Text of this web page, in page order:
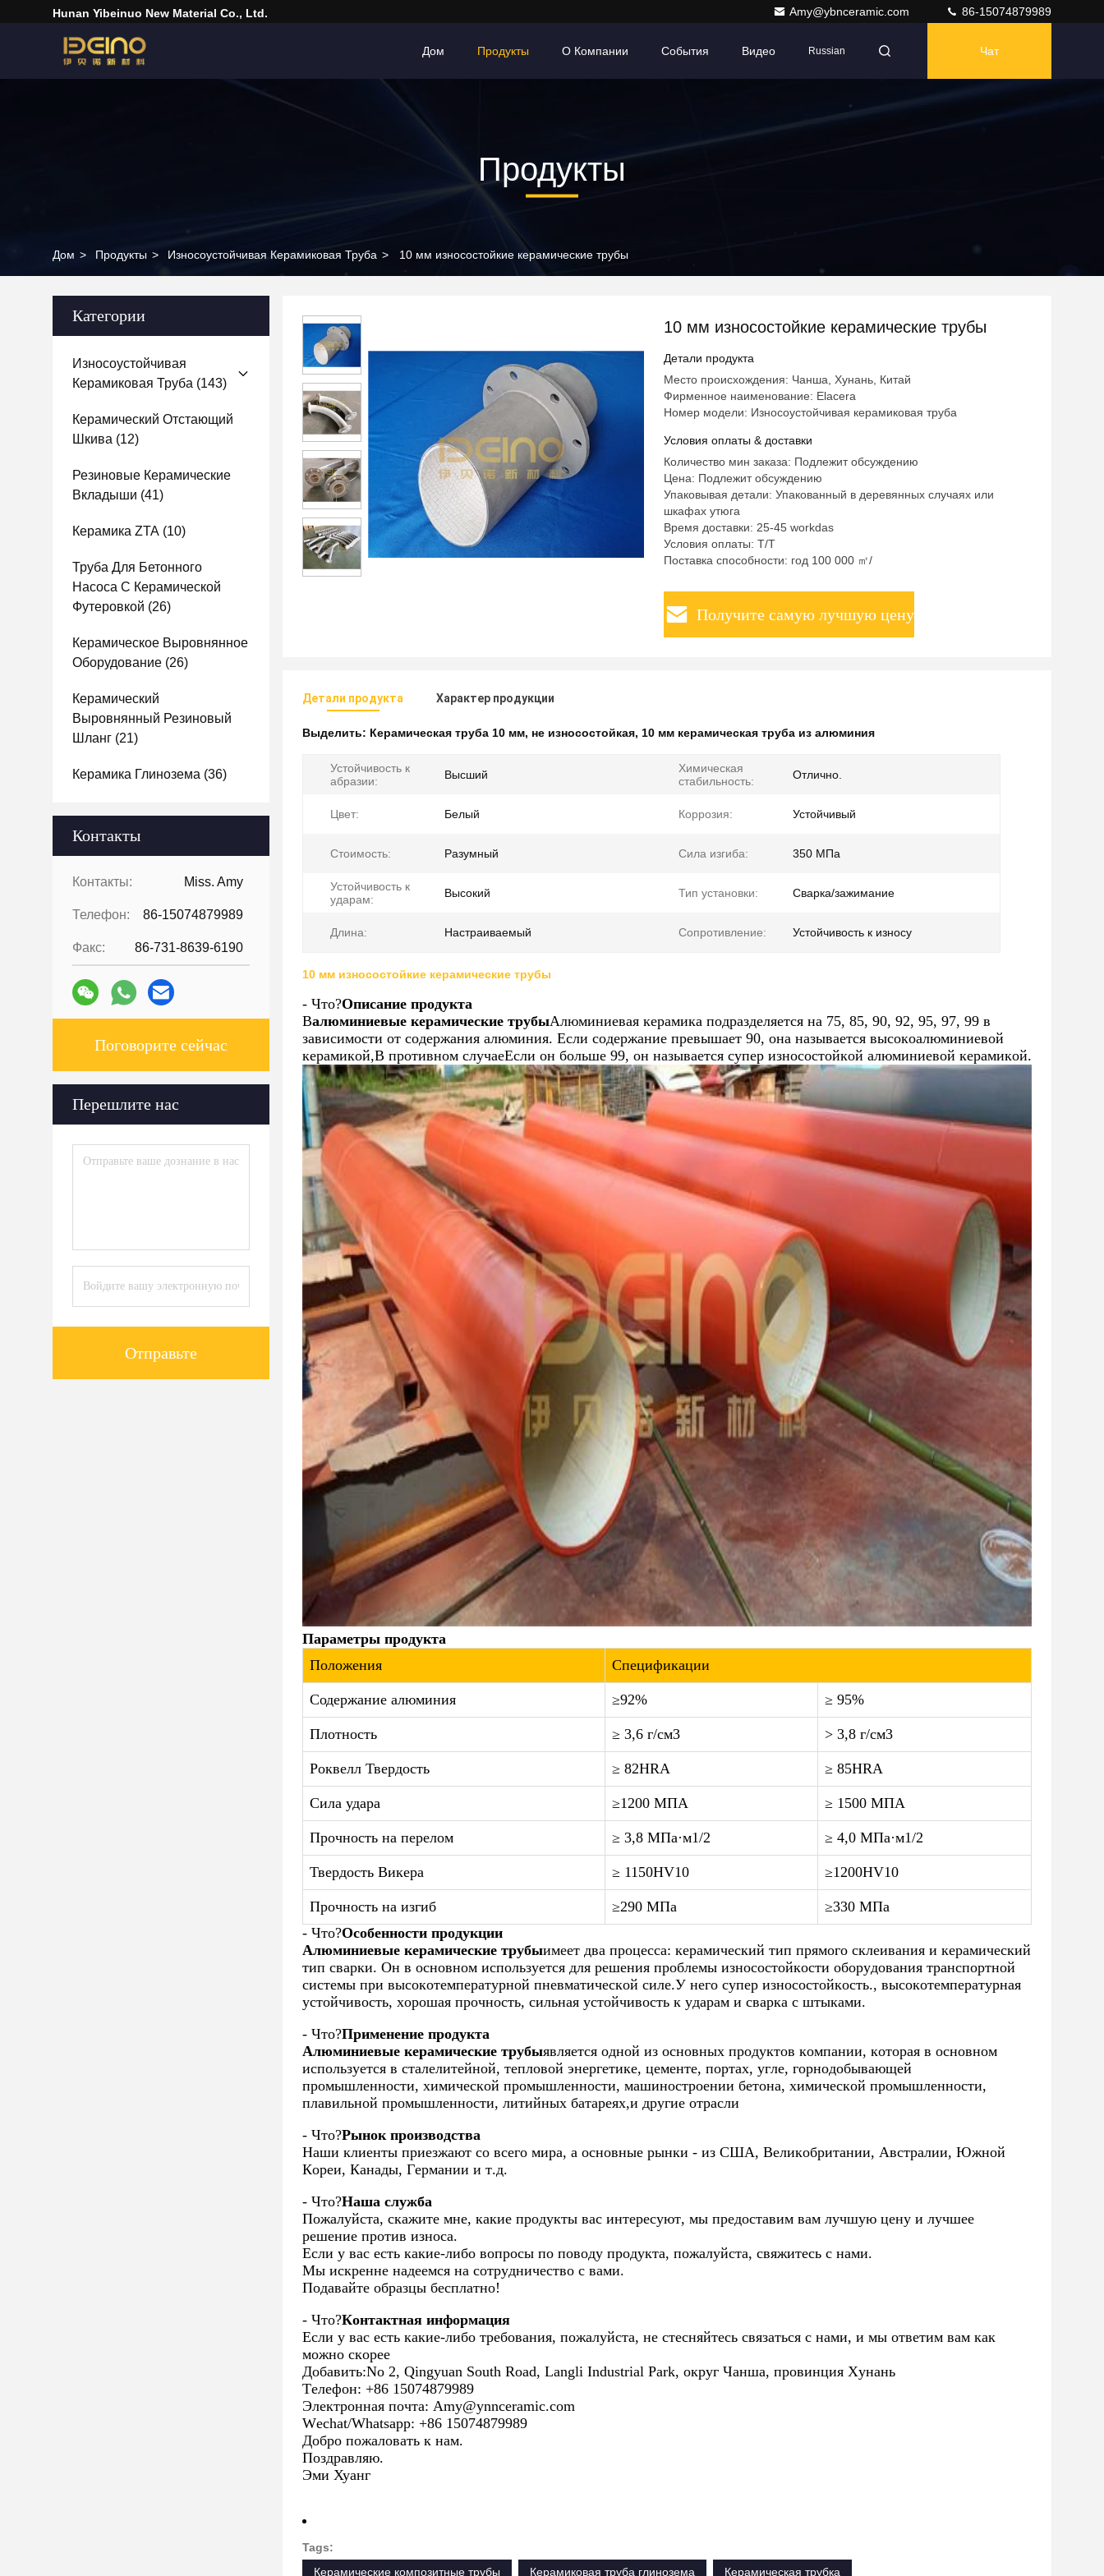
Hunan Yibeinuo New Material Co., Ltd. Amy@ybnceramic.com 86-15074879989
Дом Продукты О Компании События Видео Russian Чат
Продукты
Дом > Продукты > Износоустойчивая Керамиковая Труба > 10 мм износостойкие керамические трубы
Категории
Износоустойчивая
Керамиковая Труба (143)
Керамический Отстающий
Шкива (12)
Резиновые Керамические
Вкладыши (41)
Керамика ZTA (10)
Труба Для Бетонного
Насоса С Керамической
Футеровкой (26)
Керамическое Выровнянное
Оборудование (26)
Керамический
Выровнянный Резиновый
Шланг (21)
Керамика Глинозема (36)
Контакты
Контакты: Miss. Amy
Телефон: 86-15074879989
Факс: 86-731-8639-6190
Поговорите сейчас
Перешлите нас
Отправьте
10 мм износостойкие керамические трубы
Детали продукта
Место происхождения: Чанша, Хунань, Китай
Фирменное наименование: Elacera
Номер модели: Износоустойчивая керамиковая труба
Условия оплаты & доставки
Количество мин заказа: Подлежит обсуждению
Цена: Подлежит обсуждению
Упаковывая детали: Упакованный в деревянных случаях или
шкафах утюга
Время доставки: 25-45 workdas
Условия оплаты: T/T
Поставка способности: год 100 000 ㎡/
Получите самую лучшую цену
Детали продукта Характер продукции
Выделить: Керамическая труба 10 мм, не износостойкая, 10 мм керамическая труба из алюминия
Устойчивость к
абразии:
Высший
Химическая
стабильность:
Отлично.
Цвет: Белый Коррозия: Устойчивый
Стоимость: Разумный Сила изгиба: 350 МПа
Устойчивость к
ударам:
Высокий Тип установки: Сварка/зажимание
Длина: Настраиваемый Сопротивление: Устойчивость к износу
10 мм износостойкие керамические трубы
- Что?Описание продукта
Валюминиевые керамические трубыАлюминиевая керамика подразделяется на 75, 85, 90, 92, 95, 97, 99 в
зависимости от содержания алюминия. Если содержание превышает 90, она называется высокоалюминиевой
керамикой,В противном случаеЕсли он больше 99, он называется супер износостойкой алюминиевой керамикой.
Параметры продукта
Положения
Спецификации
Содержание алюминия ≥92% ≥ 95%
Плотность ≥ 3,6 г/см3 > 3,8 г/см3
Роквелл Твердость ≥ 82HRA ≥ 85HRA
Сила удара ≥1200 МПА ≥ 1500 МПА
Прочность на перелом ≥ 3,8 МПа·м1/2 ≥ 4,0 МПа·м1/2
Твердость Викера ≥ 1150HV10 ≥1200HV10
Прочность на изгиб ≥290 МПа
≥330 МПа
- Что?Особенности продукции
Алюминиевые керамические трубыимеет два процесса: керамический тип прямого склеивания и керамический
тип сварки. Он в основном используется для решения проблемы износостойкости оборудования транспортной
системы при высокотемпературной пневматической силе.У него супер износостойкость., высокотемпературная
устойчивость, хорошая прочность, сильная устойчивость к ударам и сварка с штыками.
- Что?Применение продукта
Алюминиевые керамические трубыявляется одной из основных продуктов компании, которая в основном
используется в сталелитейной, тепловой энергетике, цементе, портах, угле, горнодобывающей
промышленности, химической промышленности, машиностроении бетона, химической промышленности,
плавильной промышленности, литийных батареях,и другие отрасли
- Что?Рынок производства
Наши клиенты приезжают со всего мира, а основные рынки - из США, Великобритании, Австралии, Южной
Кореи, Канады, Германии и т.д.
- Что?Наша служба
Пожалуйста, скажите мне, какие продукты вас интересуют, мы предоставим вам лучшую цену и лучшее
решение против износа.
Если у вас есть какие-либо вопросы по поводу продукта, пожалуйста, свяжитесь с нами.
Мы искренне надеемся на сотрудничество с вами.
Подавайте образцы бесплатно!
- Что?Контактная информация
Если у вас есть какие-либо требования, пожалуйста, не стесняйтесь связаться с нами, и мы ответим вам как
можно скорее
Добавить:No 2, Qingyuan South Road, Langli Industrial Park, округ Чанша, провинция Хунань
Телефон: +86 15074879989
Электронная почта: Amy@ynnceramic.com
Wechat/Whatsapp: +86 15074879989
Добро пожаловать к нам.
Поздравляю.
Эми Хуанг
Tags:
Керамические композитные трубы
Керамиковая труба глинозема Керамическая трубка